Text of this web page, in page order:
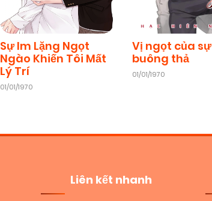
Sự Im Lặng Ngọt
Ngào Khiến Tôi Mất
Lý Trí
01/01/1970
Vị ngọt của sự
buông thả
01/01/1970
Liên kết nhanh